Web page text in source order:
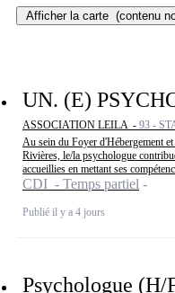
Afficher la carte (contenu
UN. (E)
ASSOCIATION LEILA - 93 -
Au sein du Foyer d'Hébergement
Rivières, le/la psychologue
accueillies en mettant ses
CDI - Temps partiel
Publié il y a 4 jours
Psychologue (H/